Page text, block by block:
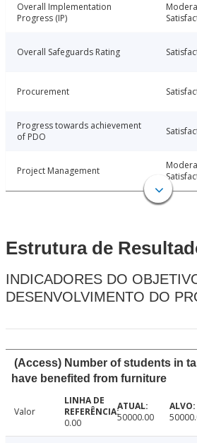
Overall Implementation
Progress (IP)
Overall Safeguards Rating
Procurement
Progress towards achievement
of PDO
Project Management
Estrutura de
INDICADORES DO
DESENVOLVIMENTO DO
(Access) Number of students in
have benefited from furniture
Valor
0.00
50000.00